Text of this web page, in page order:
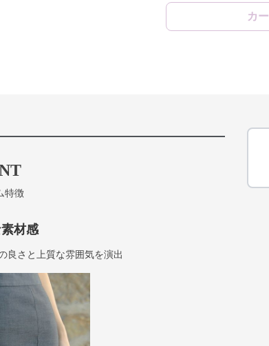
カ
特徴
材感
良さと上質な雰囲気を演出